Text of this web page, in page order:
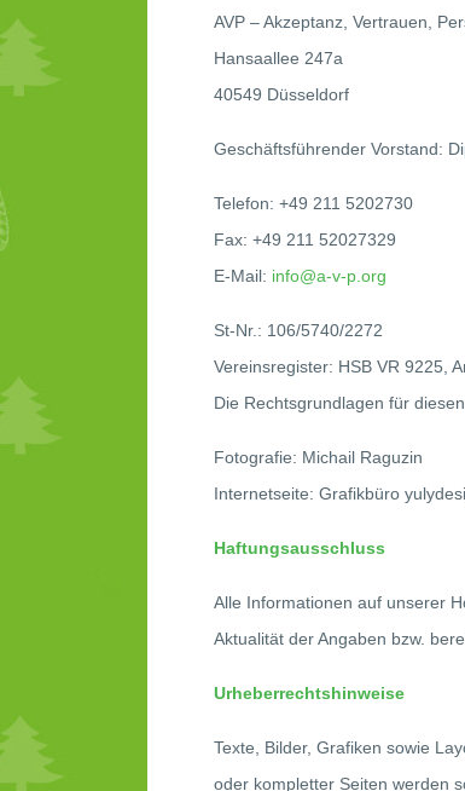
AVP – Akzeptanz, Vertrauen,
Hansaallee 247a
40549 Düsseldorf
Geschäftsführender Vorstand:
Telefon: +49 211 5202730
Fax: +49 211 52027329
E-Mail: info@a-v-p.org
St-Nr.: 106/5740/2272
Vereinsregister: HSB VR 9225,
Die Rechtsgrundlagen für
Fotografie: Michail Raguzin
Internetseite: Grafikbüro
Haftungsausschluss
Alle Informationen auf unserer
Aktualität der Angaben bzw.
Urheberrechtshinweise
Texte, Bilder, Grafiken sowie
oder kompletter Seiten werden